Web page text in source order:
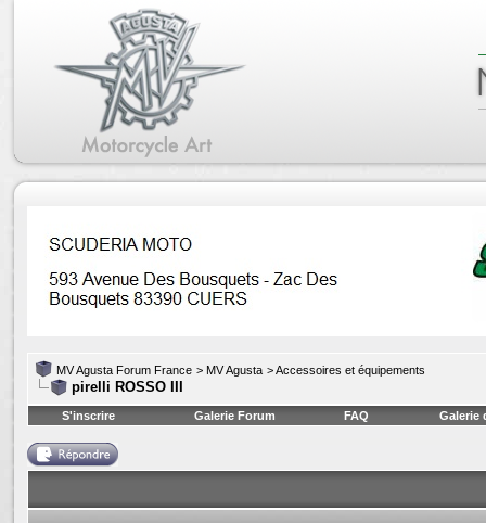
MV Agusta Forum France > MV Agusta >Accessoires et équipements
pirelli ROSSO III
S'inscrire Galerie Forum FAQ Galerie